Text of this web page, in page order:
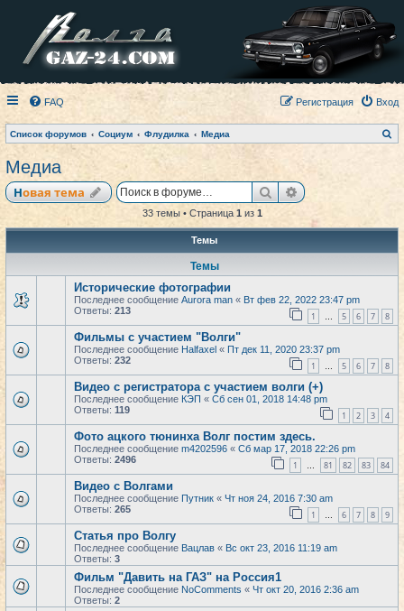
FAQ Вход
Регистрация
Список форумов Социум Флудилка Медиа
о
Медиа
Новая тема ПоискРасширенный
33 темы • Страница 1из 1
Темы
Темы
Исторические фотографии
Последнее сообщение Aurora man « Вт фев 22, 2022 23:47 pm
Ответы: 213 1 … 5 6 7 8
Фильмы с участием "Волги"
Последнее сообщение Halfaxel « Пт дек 11, 2020 23:37 pm
Ответы: 232 1 … 5 6 7 8
Видео с регистратора с участием волги (+)
Последнее сообщение КЭП « Сб сен 01, 2018 14:48 pm
Ответы: 119 1 2 3 4
Фото ацкого тюнинха Волг постим здесь.
Последнее сообщение m4202596 « Сб мар 17, 2018 22:26 pm
Ответы: 2496 1 … 81 82 83 84
Видео с Волгами
Последнее сообщение Путник « Чт ноя 24, 2016 7:30 am
Ответы: 265 1 … 6 7 8 9
Статья про Волгу
Последнее сообщение Вацлав « Вс окт 23, 2016 11:19 am
Ответы: 3
Фильм "Давить на ГАЗ" на Россия1
Последнее сообщение NoComments « Чт окт 20, 2016 2:36 am
Ответы: 2